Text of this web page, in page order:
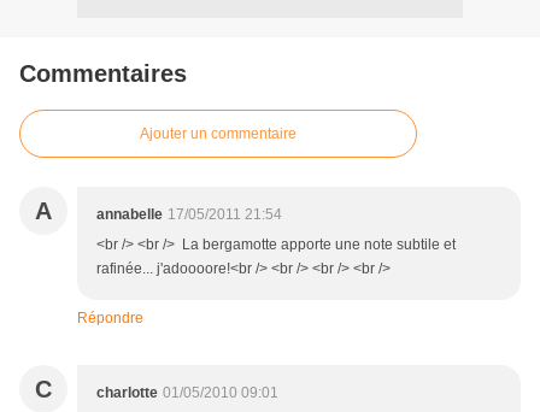
Commentaires
Ajouter un commentaire
A annabelle 17/05/2011 21:54
<br /> <br /> La bergamotte apporte une note subtile et
rafinée... j'adoooore!<br /> <br /> <br /> <br />
Répondre
C charlotte 01/05/2010 09:01